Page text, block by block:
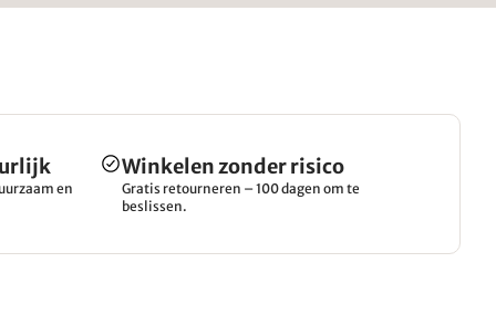
en
Winkelen zonder risico
Gratis retourneren – 100 dagen om te
beslissen.